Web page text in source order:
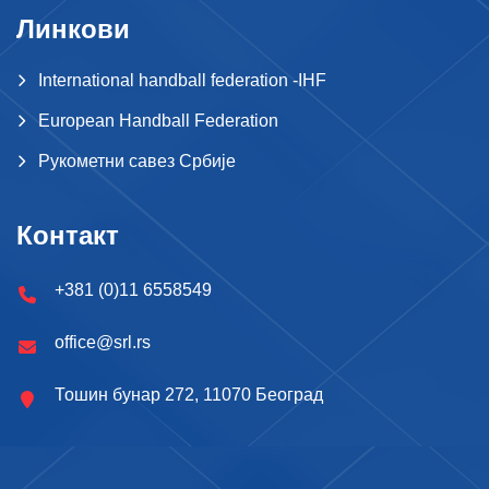
Линкови
International handball federation -IHF
European Handball Federation
Рукометни савез Србије
Контакт
+381 (0)11 6558549
office@srl.rs
Тошин бунар 272, 11070 Београд